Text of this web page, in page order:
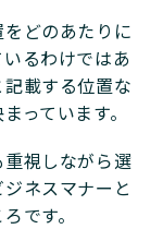
どのあたりに
るわけではあ
載する位置な
っています。
視しながら選
ネスマナーと
です。